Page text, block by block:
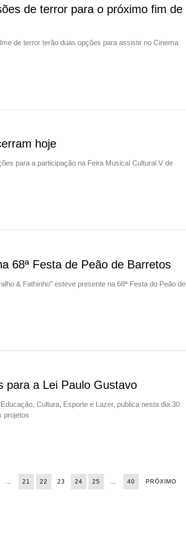
de terror para o próximo fim de
de terror terão duas opções para assistir no Cinema
hoje
para a participação na Feira Musical Cultural V de
68ª Festa de Peão de Barretos
& Fathinho” esteve presente na 68ª Festa do Peão de
para a Lei Paulo Gustavo
Cultura, Esporte e Lazer, publica nesta dia 30
projetos
… 21 22 23 24 25 … 40 PRÓXIMO